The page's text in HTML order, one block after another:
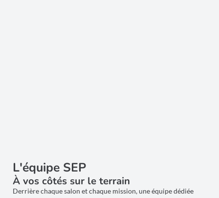
L'équipe SEP
À vos côtés sur le terrain
Derrière chaque salon et chaque mission, une équipe dédiée